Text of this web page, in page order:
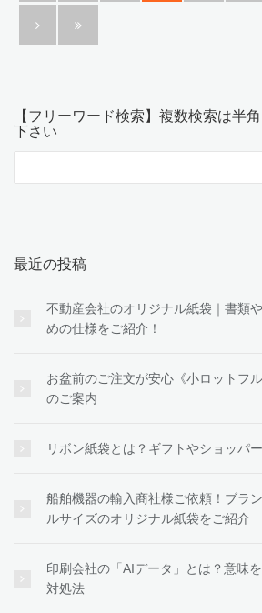
【フリーワード検索】複数検索は半
下さい
最近の投稿
不動産会社のオリジナル紙袋｜書類
めの仕様をご紹介！
お盆前のご注文が安心《小ロットフ
のご案内
リボン紙袋とは？ギフトやショッパ
船舶機器の輸入商社様ご依頼！ブラ
ルサイズのオリジナル紙袋をご紹介
印刷会社の「AIデータ」とは？意味
対処法